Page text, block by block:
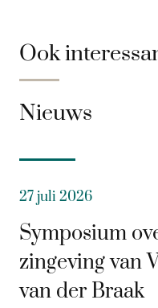
Ook
Nieuws
27 juli 2026
Symposium
zingeving van
van der Braak